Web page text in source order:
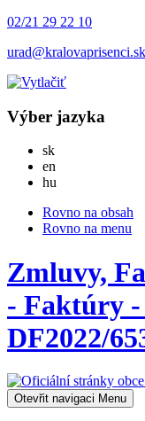
02/21 29 22 10
urad@kralovaprisenci.sk
Výber jazyka
skSlovensky
en
hu
Rovno na obsah
Rovno na menu
Zmluvy,
- Faktúry
DF2022/
Otevřit navigaci Menu